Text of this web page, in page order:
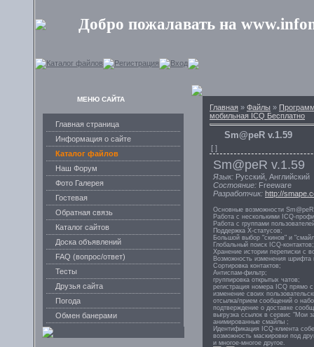
Добро пожалавать на
Каталог файлов Регистрация Вход
МЕНЮ САЙТА
Главная страница
Информация о сайте
Каталог файлов
Наш Форум
Фото Галерея
Гостевая
Обратная связь
Каталог сайтов
Доска объявлений
FAQ (вопрос/ответ)
Тесты
Друзья сайта
Погода
Обмен банерами
Главная » Файлы »
мобильная ICQ Бесплатно
Sm@peR v.1.59
[ ]
Sm@peR v.1.59
Язык: Русский, Английский
Состояние: Freeware
Разработчик: http://
Основные возможности
Работа с несколькими ICQ-
Работа с группами
Поддержка X-статусов;
Большой выбор "скинов" и
Глобальный поиск ICQ-контактов;
Хранение истории переписки с
Возможность изменения шрифта
Сортировка контактов;
Антиспам-фильтр;
группировка открытых чатов;
регистрация номера ICQ прямо
изменение своих
отсылка/прием сообщений о
подтверждение о доставке
выгрузка ссылок в сервис "Мои
анимированные смайлы ;
Идентификация ICQ-клиента
возможность маскировки под
и многое-многое другое.